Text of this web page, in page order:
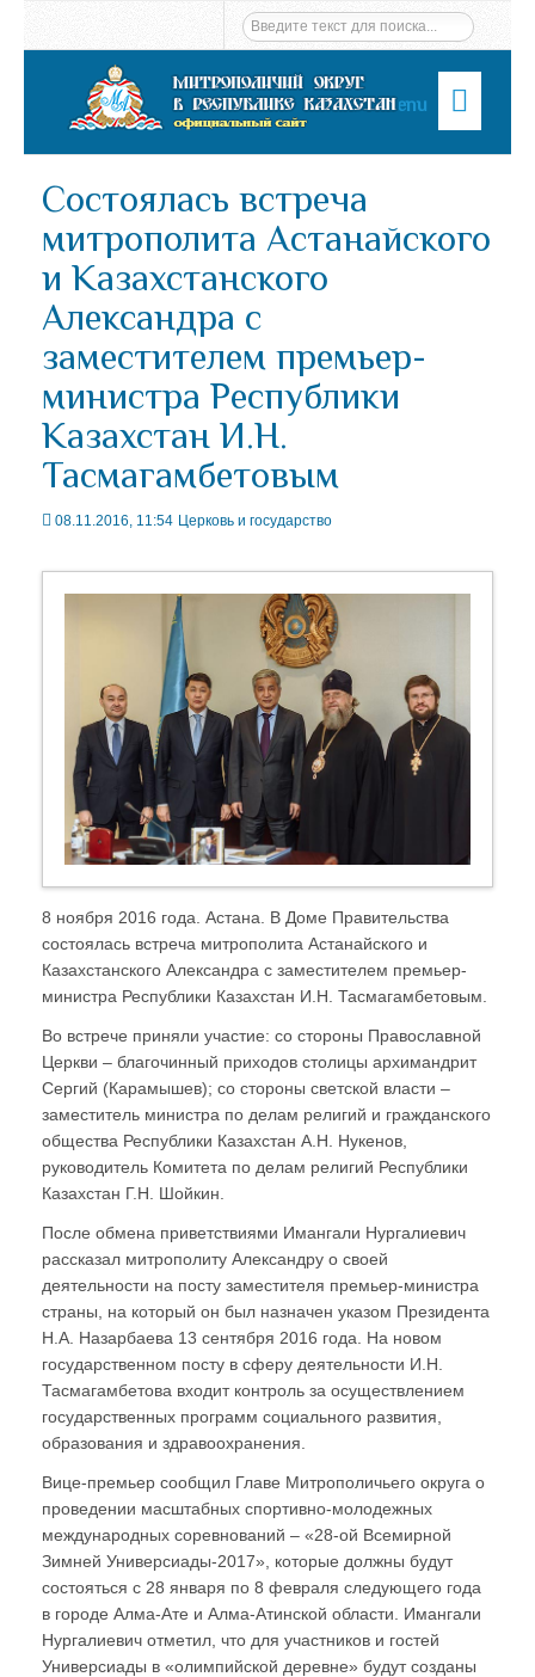
Menu
Состоялась встреча
митрополита Астанайского
и Казахстанского
Александра с
заместителем премьер-
министра Республики
Казахстан И.Н.
Тасмагамбетовым
08.11.2016, 11:54 Церковь и государство
8 ноября 2016 года. Астана. В Доме Правительства
состоялась встреча митрополита Астанайского и
Казахстанского Александра с заместителем премьер-
министра Республики Казахстан И.Н. Тасмагамбетовым.
Во встрече приняли участие: со стороны Православной
Церкви – благочинный приходов столицы архимандрит
Сергий (Карамышев); со стороны светской власти –
заместитель министра по делам религий и гражданского
общества Республики Казахстан А.Н. Нукенов,
руководитель Комитета по делам религий Республики
Казахстан Г.Н. Шойкин.
После обмена приветствиями Имангали Нургалиевич
рассказал митрополиту Александру о своей
деятельности на посту заместителя премьер-министра
страны, на который он был назначен указом Президента
Н.А. Назарбаева 13 сентября 2016 года. На новом
государственном посту в сферу деятельности И.Н.
Тасмагамбетова входит контроль за осуществлением
государственных программ социального развития,
образования и здравоохранения.
Вице-премьер сообщил Главе Митрополичьего округа о
проведении масштабных спортивно-молодежных
международных соревнований – «28-ой Всемирной
Зимней Универсиады-2017», которые должны будут
состояться с 28 января по 8 февраля следующего года
в городе Алма-Ате и Алма-Атинской области. Имангали
Нургалиевич отметил, что для участников и гостей
Универсиады в «олимпийской деревне» будут созданы